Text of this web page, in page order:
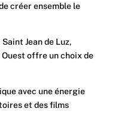
créer ensemble le
Jean de Luz,
offre un choix de
avec une énergie
et des films